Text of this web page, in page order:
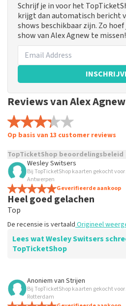
Schrijf je in voor het
krijgt dan automatisch bericht
shows beschikbaar zijn. Zo
show van Alex Agnew te missen!
Reviews van Alex Agnew
Op basis van 13 customer reviews
TopTicketShop beoordelingsbeleid
TopTicketShop verzamelt reviews
niet mogelijk om een review
tickets hebt aangeschaft bij
grof taalgebruik en/of
Het kan enkele weken duren
geplaatst.
Wesley Switsers
Bij TopTicketShop kaarten gekocht
Antwerpen
Geverifieerde aankoop
Heel goed gelachen
Top
De recensie is vertaald Origineel
Lees wat Wesley Switsers schreef over
TopTicketShop
Beoordeling van Wesley Switsers
Alles oke
Anoniem van Strijen
Bij TopTicketShop kaarten gekocht
Rotterdam